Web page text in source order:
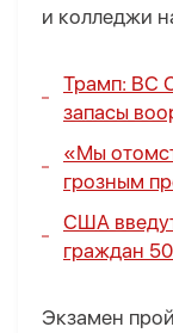
и колледжи
Трамп: ВС
запасы
«Мы
грозным
США
граждан
Экзамен